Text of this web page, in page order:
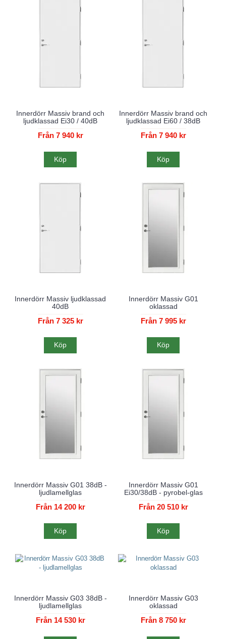
Innerdörr Massiv brand och
ljudklassad Ei30 / 40dB
Från 7 940 kr
Köp
Innerdörr Massiv brand och
ljudklassad Ei60 / 38dB
Från 7 940 kr
Köp
Innerdörr Massiv ljudklassad
40dB
Från 7 325 kr
Köp
Innerdörr Massiv G01
oklassad
Från 7 995 kr
Köp
Innerdörr Massiv G01 38dB -
ljudlamellglas
Från 14 200 kr
Köp
Innerdörr Massiv G01
Ei30/38dB - pyrobel-glas
Från 20 510 kr
Köp
Innerdörr Massiv G03 38dB -
ljudlamellglas
Från 14 530 kr
Innerdörr Massiv G03
oklassad
Från 8 750 kr